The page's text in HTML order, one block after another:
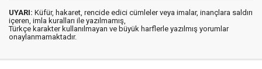
UYARI: Küfür, hakaret, rencide edici cümleler veya imalar, inançlara saldırı
içeren, imla kuralları ile yazılmamış,
Türkçe karakter kullanılmayan ve büyük harflerle yazılmış yorumlar
onaylanmamaktadır.